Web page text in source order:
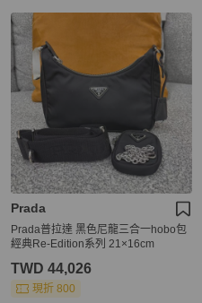
Prada
Prada普拉達 黑色尼龍三合一hobo包
經典Re-Edition系列 21×16cm
TWD 44,026
現折 800